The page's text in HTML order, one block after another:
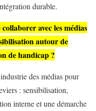
durable.
avec les médias
autour de
de handicap ?
des médias pour
: sensibilisation,
interne et une démarche